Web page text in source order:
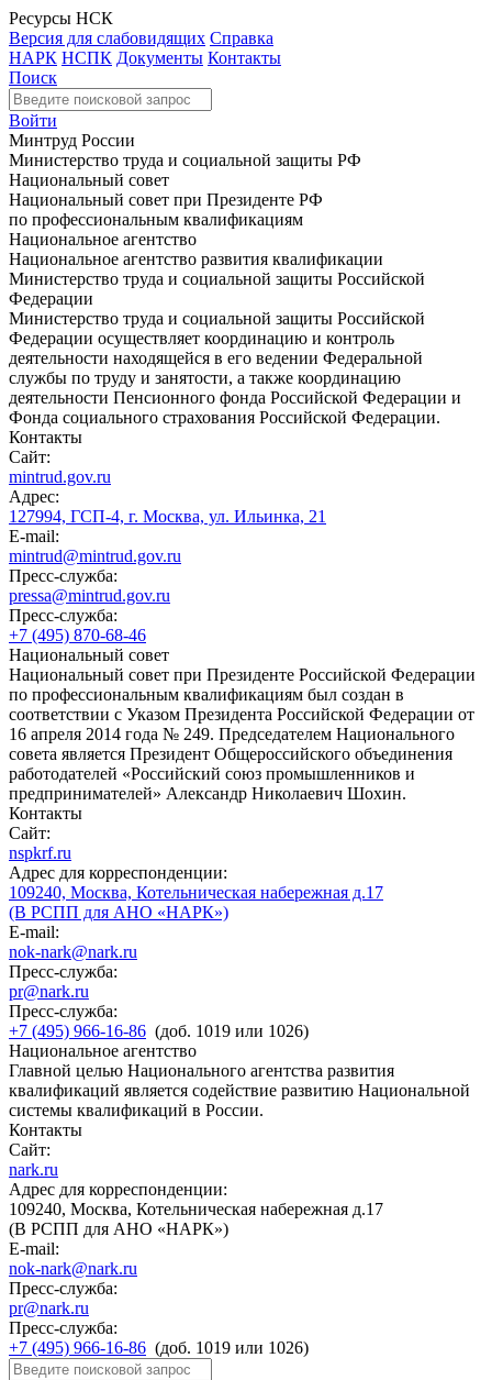
Ресурсы НСК
Версия для слабовидящих Справка
НАРК НСПК Документы Контакты
Поиск
Войти
Минтруд России
Министерство труда и социальной защиты РФ
Национальный совет
Национальный совет при Президенте РФ
по профессиональным квалификациям
Национальное агентство
Национальное агентство развития квалификации
Министерство труда и социальной защиты Российской
Федерации
Министерство труда и социальной защиты Российской
Федерации осуществляет координацию и контроль
деятельности находящейся в его ведении Федеральной
службы по труду и занятости, а также координацию
деятельности Пенсионного фонда Российской Федерации и
Фонда социального страхования Российской Федерации.
Контакты
Сайт:
mintrud.gov.ru
Адрес:
127994, ГСП-4, г. Москва, ул. Ильинка, 21
E-mail:
mintrud@mintrud.gov.ru
Пресс-служба:
pressa@mintrud.gov.ru
Пресс-служба:
+7 (495) 870-68-46
Национальный совет
Национальный совет при Президенте Российской Федерации
по профессиональным квалификациям был создан в
соответствии с Указом Президента Российской Федерации от
16 апреля 2014 года № 249. Председателем Национального
совета является Президент Общероссийского объединения
работодателей «Российский союз промышленников и
предпринимателей» Александр Николаевич Шохин.
Контакты
Сайт:
nspkrf.ru
Адрес для корреспонденции:
109240, Москва, Котельническая набережная д.17
(В РСПП для АНО «НАРК»)
E-mail:
nok-nark@nark.ru
Пресс-служба:
pr@nark.ru
Пресс-служба:
+7 (495) 966-16-86 (доб. 1019 или 1026)
Национальное агентство
Главной целью Национального агентства развития
квалификаций является содействие развитию Национальной
системы квалификаций в России.
Контакты
Сайт:
nark.ru
Адрес для корреспонденции:
109240, Москва, Котельническая набережная д.17
(В РСПП для АНО «НАРК»)
E-mail:
nok-nark@nark.ru
Пресс-служба:
pr@nark.ru
Пресс-служба:
+7 (495) 966-16-86 (доб. 1019 или 1026)